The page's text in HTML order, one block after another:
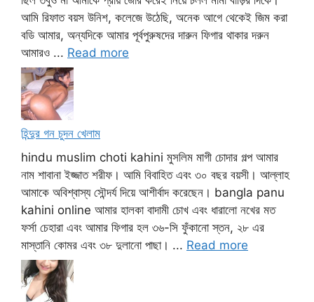
আমি রিফাত বয়স উনিশ, কলেজে উঠেছি, অনেক আগে থেকেই জিম করা
বডি আমার, অন্যদিকে আমার পূর্বপুরুষদের দারুন ফিগার থাকার দরুন
আমারও ... Read more
হিন্দুর গন চুদন খেলাম
hindu muslim choti kahini মুসলিম মাগী চোদার গল্প আমার
নাম শাবানা ইজ্জাত শরীফ। আমি বিবাহিত এবং ৩০ বছর বয়সী। আল্লাহ
আমাকে অবিশ্বাস্য সৌন্দর্য দিয়ে আশীর্বাদ করেছেন। bangla panu
kahini online আমার হালকা বাদামী চোখ এবং ধারালো নখের মত
ফর্সা চেহারা এবং আমার ফিগার হল ৩৬-সি ফুঁকানো স্তন, ২৮ এর
মাস্তানি কোমর এবং ৩৮ দুলানো পাছা। ... Read more